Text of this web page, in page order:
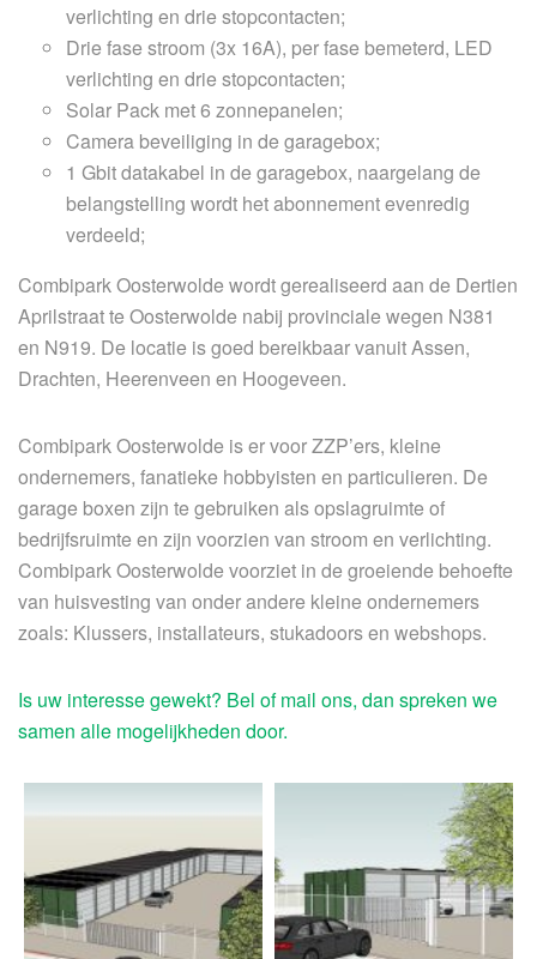
verlichting en drie stopcontacten;
Drie fase stroom (3x 16A), per fase bemeterd, LED
verlichting en drie stopcontacten;
Solar Pack met 6 zonnepanelen;
Camera beveiliging in de garagebox;
1 Gbit datakabel in de garagebox, naargelang de
belangstelling wordt het abonnement evenredig
verdeeld;
Combipark Oosterwolde wordt gerealiseerd aan de Dertien
Aprilstraat te Oosterwolde nabij provinciale wegen N381
en N919. De locatie is goed bereikbaar vanuit Assen,
Drachten, Heerenveen en Hoogeveen.
Combipark Oosterwolde is er voor ZZP’ers, kleine
ondernemers, fanatieke hobbyisten en particulieren. De
garage boxen zijn te gebruiken als opslagruimte of
bedrijfsruimte en zijn voorzien van stroom en verlichting.
Combipark Oosterwolde voorziet in de groeiende behoefte
van huisvesting van onder andere kleine ondernemers
zoals: Klussers, installateurs, stukadoors en webshops.
Is uw interesse gewekt? Bel of mail ons, dan spreken we
samen alle mogelijkheden door.